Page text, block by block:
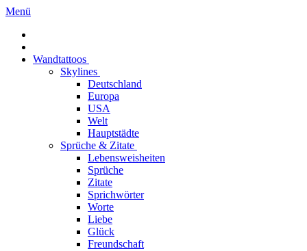
Menü
Wandtattoos
Skylines
Deutschland
Europa
USA
Welt
Hauptstädte
Sprüche & Zitate
Lebensweisheiten
Sprüche
Zitate
Sprichwörter
Worte
Liebe
Glück
Freundschaft